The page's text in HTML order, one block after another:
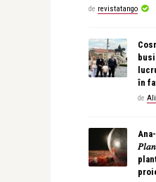
de revistatango
în
de